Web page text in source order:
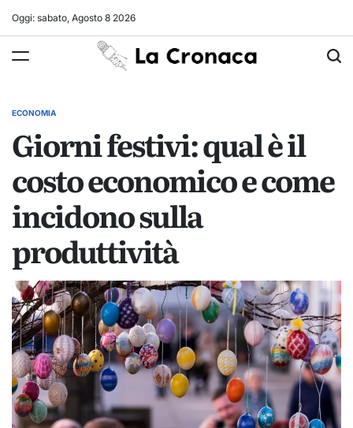
Oggi: sabato, Agosto 8 2026
La
Cronaca
POSTED
ECONOMIA
Giorni festivi: qual è il
costo economico e come
incidono sulla
produttività